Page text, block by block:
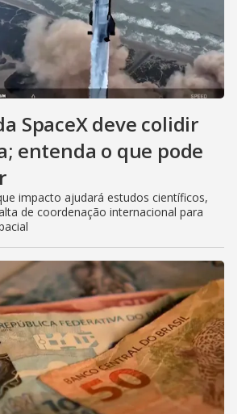
SpaceX deve colidir
entenda o que pode
impacto ajudará estudos científicos,
de coordenação internacional para